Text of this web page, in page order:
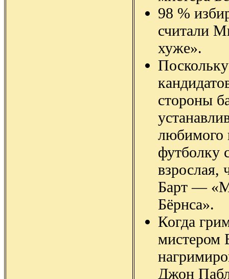
98 %
считали
хуже».
стороны
любимого
футболку
взрослая,
Барт —
Бёрнса».
Когда
мистером
Джон